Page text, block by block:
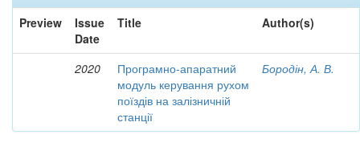
Preview
Issue
Date
Title Author(s)
2020
Програмно-апаратний
модуль керування рухом
поїздів на залізничній
станції
Бородін, А. В.